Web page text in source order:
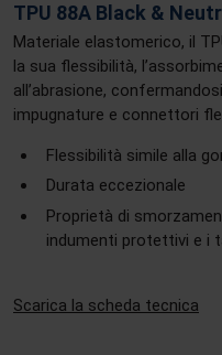
TPU 88A Black &
Materiale elastomerico, il
la sua flessibilità,
all’abrasione,
impugnature e connettori
Flessibilità simile alla
Durata eccezionale
Proprietà di
indumenti protettivi e i
Scarica la scheda tecnica